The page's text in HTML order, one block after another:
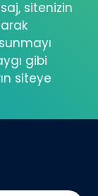
sitenizin
gibi
siteye